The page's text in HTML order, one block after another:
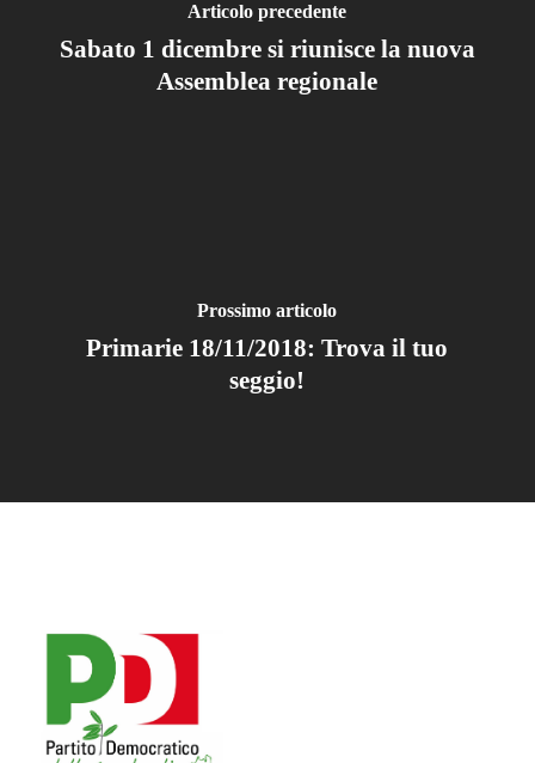
Articolo precedente
Sabato 1 dicembre si riunisce la nuova
Assemblea regionale
Prossimo articolo
Primarie 18/11/2018: Trova il tuo
seggio!